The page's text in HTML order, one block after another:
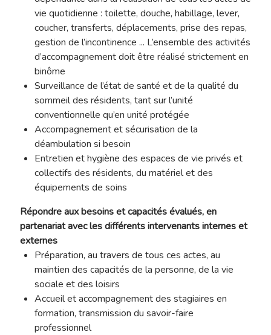
vie quotidienne : toilette, douche, habillage, lever,
coucher, transferts, déplacements, prise des repas,
gestion de l’incontinence ... L’ensemble des activités
d’accompagnement doit être réalisé strictement en
binôme
Surveillance de l’état de santé et de la qualité du
sommeil des résidents, tant sur l’unité
conventionnelle qu’en unité protégée
Accompagnement et sécurisation de la
déambulation si besoin
Entretien et hygiène des espaces de vie privés et
collectifs des résidents, du matériel et des
équipements de soins
Répondre aux besoins et capacités évalués, en
partenariat avec les différents intervenants internes et
externes
Préparation, au travers de tous ces actes, au
maintien des capacités de la personne, de la vie
sociale et des loisirs
Accueil et accompagnement des stagiaires en
formation, transmission du savoir-faire
professionnel